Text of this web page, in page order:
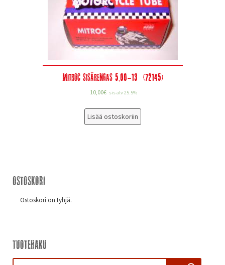
Mitroc sisärengas 5,00-13” (72145)
10,00€ sis alv 25.5%
Lisää ostoskoriin
Ostoskori
Ostoskori on tyhjä.
Tuotehaku